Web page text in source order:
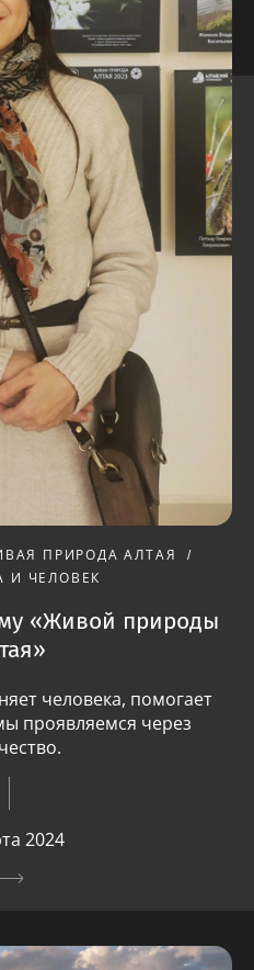
ПРИРОДА АЛТАЯ
И ЧЕЛОВЕК
«Живой природы
человека, помогает
проявляемся через
2024